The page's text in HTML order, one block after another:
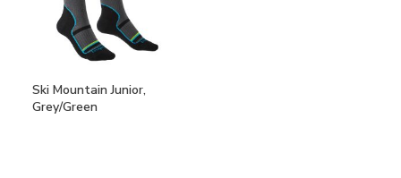
Ski Mountain Junior,
Grey/Green